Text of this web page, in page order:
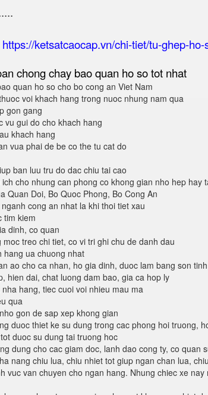
https://ketsatcaocap.vn/chi-tiet/tu-ghep-
chong chay bao quan ho so tot nhat
quan ho so cho bo cong an Viet Nam
voi khach hang trong nuoc nhung nam qua
gon gang
vu gui do cho khach hang
khach hang
vua phai de be co the tu cat do
ban luu tru do dac chiu tai cao
cho nhung can phong co khong gian nho hep
Quan Doi, Bo Quoc Phong, Bo Cong An
cong an nhat la khi thoi tiet xau
tim kiem
dinh, co quan
treo chi tiet, co vi tri ghi chu de danh dau
hang ua chuong nhat
ao cho ca nhan, ho gia dinh, duoc lam bang son
hien dai, chat luong dam bao, gia ca hop ly
hang, tiec cuoi voi nhieu mau ma
qua
gon de sap xep khong gian
duoc thiet ke su dung trong cac phong hoi truong,
duoc su dung tai truong hoc
dung cho cac giam doc, lanh dao cong ty, co quan
nang chiu lua, chiu nhiet tot giup ngan chan lua,
vuc van chuyen cho ngan hang. Nhung chiec xe